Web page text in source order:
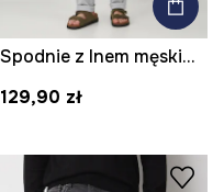
Spodnie z lnem męskie z paskiem melanżowe kolor szary
129,90 zł